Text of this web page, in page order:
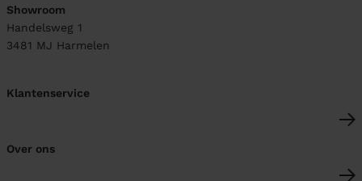
Showroom
Handelsweg 1
3481 MJ Harmelen
Klantenservice
Over ons